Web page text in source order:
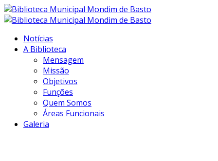
Notícias
A Biblioteca
Mensagem
Missão
Objetivos
Funções
Quem Somos
Áreas Funcionais
Galeria